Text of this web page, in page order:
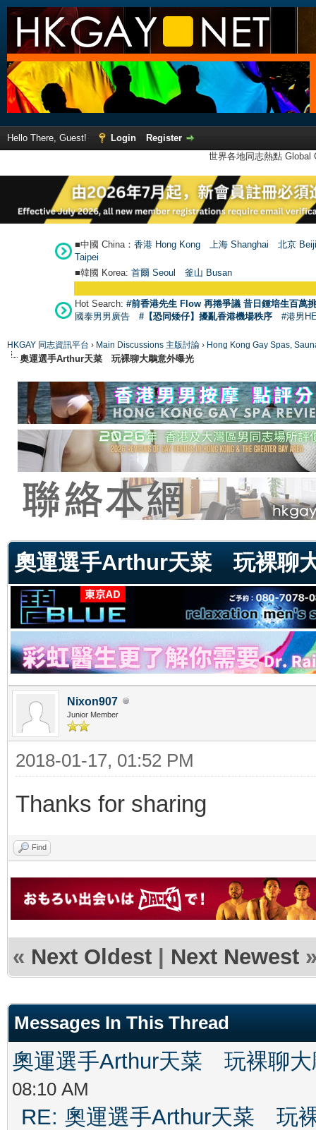
Hello There, Guest! Login
Register
世界各地同志熱點
■中國 China： 香港 Hong Kong 上海 Shanghai
北京
Taipei
■韓國 Korea: 首爾 Seoul 釜山 Busan
Hot Search: #前香港先生 Flow 再捲爭議 昔日鍾培生百萬
國泰男男廣告
#【恐同矮仔】擾亂香港機場秩序 #港男
HKGAY 同志資訊平台 › Main Discussions 主版討論 › Hong Kong Gay Spas,
奧運選手Arthur天菜 玩裸聊大鵰意外曝光
奧運選手Arthur天菜 玩裸聊
Nixon907
Junior Member
2018-01-17, 01:52 PM
Thanks for sharing
Find
« Next Oldest | Next Newest
Messages In This Thread
奧運選手Arthur天菜 玩裸聊大
08:10 AM
RE: 奧運選手Arthur天菜 玩